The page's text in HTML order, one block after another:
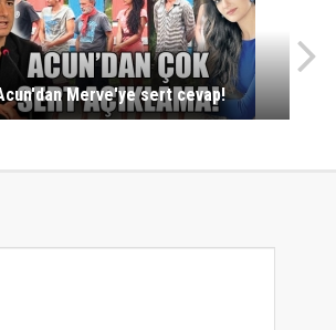
Merve'ye sert cevap!